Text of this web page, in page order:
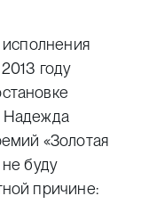
исполнения
году
Надежда
«Золотая
буду
причине: